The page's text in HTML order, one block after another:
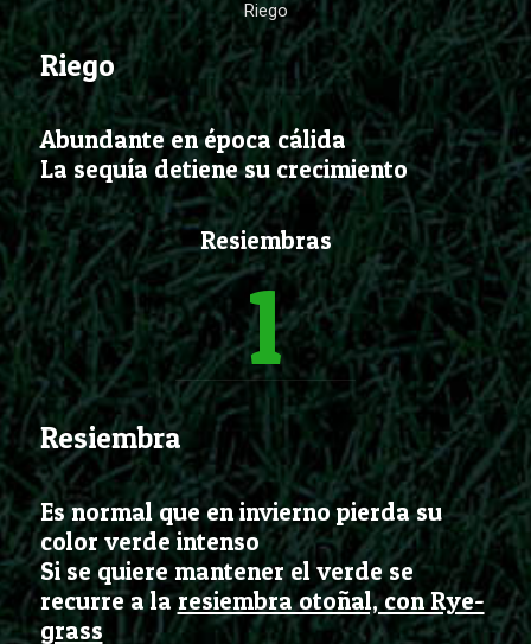
Riego
Riego
Abundante en época cálida
La sequía detiene su crecimiento
Resiembras
1
Resiembra
Es normal que en invierno pierda su
color verde intenso
Si se quiere mantener el verde se
recurre a laresiembra otoñal, con Rye-
grass